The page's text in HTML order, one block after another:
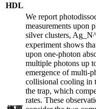
HDL
We report
measurements upon
silver clusters,
experiment shows
upon one-photon
multiple photons up
emergence of multi-
collisional cooling in
the trap, which
rates. These